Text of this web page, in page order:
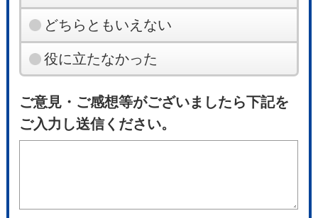
どちらともいえない
役に立たなかった
ご意見・ご感想等がございましたら下記を
ご入力し送信ください。